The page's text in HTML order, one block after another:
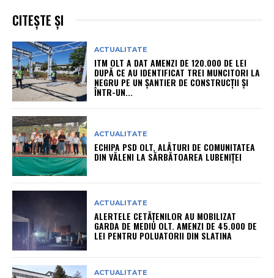
CITEȘTE ȘI
ACTUALITATE
ITM OLT A DAT AMENZI DE 120.000 DE LEI
DUPĂ CE AU IDENTIFICAT TREI MUNCITORI LA
NEGRU PE UN ȘANTIER DE CONSTRUCȚII ȘI
ÎNTR-UN...
ACTUALITATE
ECHIPA PSD OLT, ALĂTURI DE COMUNITATEA
DIN VĂLENI LA SĂRBĂTOAREA LUBENIȚEI
ACTUALITATE
ALERTELE CETĂȚENILOR AU MOBILIZAT
GARDA DE MEDIU OLT. AMENZI DE 45.000 DE
LEI PENTRU POLUATORII DIN SLATINA
ACTUALITATE